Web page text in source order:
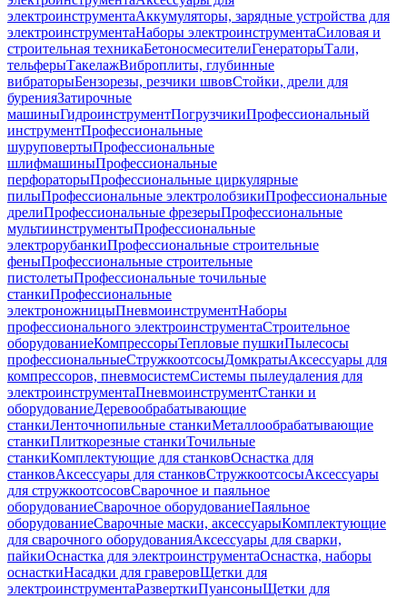
электроинструментаАккумуляторы, зарядные устройства для
электроинструментаНаборы электроинструментаСиловая и
строительная техникаБетоносмесителиГенераторыТали,
тельферыТакелажВиброплиты, глубинные
вибраторыБензорезы, резчики швовСтойки, дрели для
буренияЗатирочные
машиныГидроинструментПогрузчикиПрофессиональный
инструментПрофессиональные
шуруповертыПрофессиональные
шлифмашиныПрофессиональные
перфораторыПрофессиональные циркулярные
пилыПрофессиональные электролобзикиПрофессиональные
дрелиПрофессиональные фрезерыПрофессиональные
мультиинструментыПрофессиональные
электрорубанкиПрофессиональные строительные
феныПрофессиональные строительные
пистолетыПрофессиональные точильные
станкиПрофессиональные
электроножницыПневмоинструментНаборы
профессионального электроинструментаСтроительное
оборудованиеКомпрессорыТепловые пушкиПылесосы
профессиональныеСтружкоотсосыДомкратыАксессуары для
компрессоров, пневмосистемСистемы пылеудаления для
электроинструментаПневмоинструментСтанки и
оборудованиеДеревообрабатывающие
станкиЛенточнопильные станкиМеталлообрабатывающие
станкиПлиткорезные станкиТочильные
станкиКомплектующие для станковОснастка для
станковАксессуары для станковСтружкоотсосыАксессуары
для стружкоотсосовСварочное и паяльное
оборудованиеСварочное оборудованиеПаяльное
оборудованиеСварочные маски, аксессуарыКомплектующие
для сварочного оборудованияАксессуары для сварки,
пайкиОснастка для электроинструментаОснастка, наборы
оснасткиНасадки для граверовЩетки для
электроинструментаРазверткиПуансоныЩетки для